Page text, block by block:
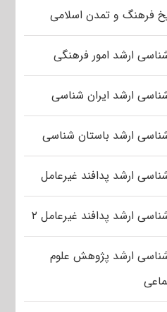
فرهنگ و تمدن اسلامی
ارشد امور فرهنگی
ارشد ایران شناسی
ارشد باستان شناسی
ارشد پدافند غیرعامل
ارشد پدافند غیرعامل ۲
ارشد پژوهش علوم